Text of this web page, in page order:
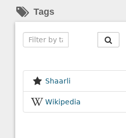
Tags
Shaarli
Wikipedia